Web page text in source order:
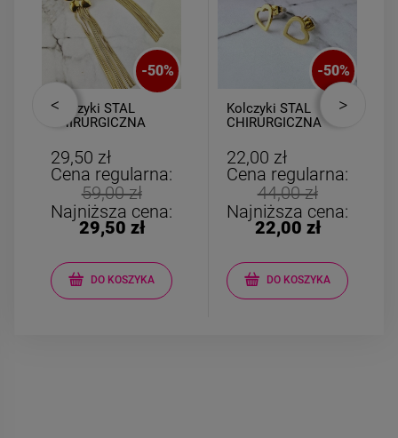
-50%
Kolczyki STAL
CHIRURGICZNA
łańcuszki
29,50 zł
Cena regularna:
59,00 zł
Najniższa cena:
29,50 zł
DO KOSZYKA
-50%
Kolczyki STAL
CHIRURGICZNA
cm
22,00 zł
Cena regularna:
44,00 zł
Najniższa cena:
22,00 zł
DO KOSZYKA